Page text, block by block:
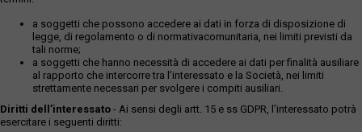
a soggetti che possono accedere ai dati in forza di disposizione di
legge, di regolamento o di normativacomunitaria, nei limiti previsti da
tali norme;
a soggetti che hanno necessità di accedere ai dati per finalità ausiliare
al rapporto che intercorre tra l’interessato e la Società, nei limiti
strettamente necessari per svolgere i compiti ausiliari.
Diritti dell’interessato - Ai sensi degli artt. 15 e ss GDPR, l’interessato potrà
esercitare i seguenti diritti: